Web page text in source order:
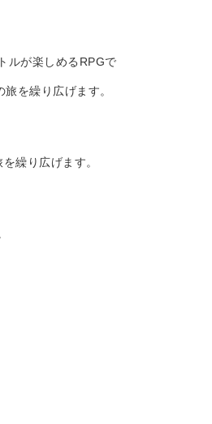
ルが楽しめるRPGで
を繰り広げます。
繰り広げます。